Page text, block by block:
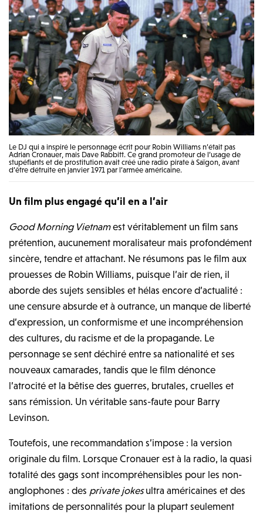
Le DJ qui a inspiré le personnage écrit pour Robin Williams n’était pas
Adrian Cronauer, mais Dave Rabbitt. Ce grand promoteur de l’usage de
stupéfiants et de prostitution avait créé une radio pirate à Saïgon, avant
d’être détruite en janvier 1971 par l’armée américaine.
Un film plus engagé qu’il en a l’air
Good Morning Vietnamest véritablement un film sans
prétention, aucunement moralisateur mais profondément
sincère, tendre et attachant. Ne résumons pas le film aux
prouesses de Robin Williams, puisque l’air de rien, il
aborde des sujets sensibles et hélas encore d’actualité :
une censure absurde et à outrance, un manque de liberté
d’expression, un conformisme et une incompréhension
des cultures, du racisme et de la propagande. Le
personnage se sent déchiré entre sa nationalité et ses
nouveaux camarades, tandis que le film dénonce
l’atrocité et la bêtise des guerres, brutales, cruelles et
sans rémission. Un véritable sans-faute pour Barry
Levinson.
Toutefois, une recommandation s’impose : la version
originale du film. Lorsque Cronauer est à la radio, la quasi
totalité des gags sont incompréhensibles pour les non-
anglophones : des private jokesultra américaines et des
imitations de personnalités pour la plupart seulement